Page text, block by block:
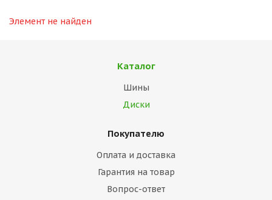
Элемент не найден
Каталог
Шины
Диски
Покупателю
Оплата и доставка
Гарантия на товар
Вопрос-ответ